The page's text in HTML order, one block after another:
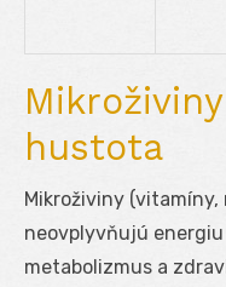
hustota
Mikroživiny (vitamíny,
neovplyvňujú
metabolizmus a